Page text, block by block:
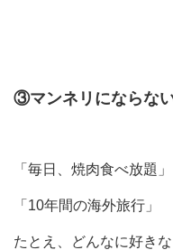
③マンネリにならな
「毎日、焼肉食べ放題」
「10年間の海外旅行」
たとえ、どんなに好き